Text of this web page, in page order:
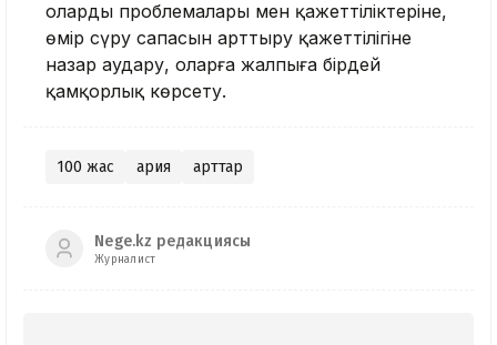
олардың проблемалары мен қажеттіліктеріне,
өмір сүру сапасын арттыру қажеттілігіне
назар аудару, оларға жалпыға бірдей
қамқорлық көрсету.
100 жас Қария Қарттар
Nege.kz редакциясы
Журналист